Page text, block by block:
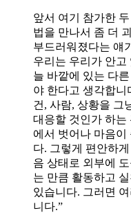
앞서 여기 참가한
법을 만나서 좀 더
부드러워졌다는 얘
우리는 우리가 안고
늘 바깥에 있는 다
야 한다고 생각합니
건, 사람, 상황을 그
대응할 것인가 하는
에서 벗어나 마음이
다. 그렇게 편안하
음 상태로 외부에
는 만큼 활동하고
있습니다. 그러면
니다.”